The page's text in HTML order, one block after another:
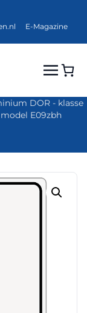
E-Magazine
DOR - klasse
model E09zbh